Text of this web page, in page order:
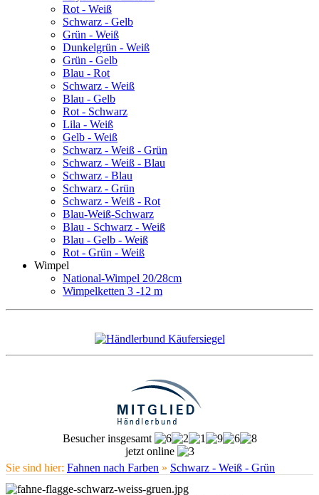
Rot - Weiß
Schwarz - Gelb
Grün - Weiß
Dunkelgrün - Weiß
Grün - Gelb
Blau - Rot
Schwarz - Weiß
Blau - Gelb
Rot - Schwarz
Lila - Weiß
Gelb - Weiß
Schwarz - Weiß - Grün
Schwarz - Weiß - Blau
Schwarz - Blau
Schwarz - Grün
Schwarz - Weiß - Rot
Blau-Weiß-Schwarz
Blau - Schwarz - Weiß
Blau - Gelb - Weiß
Rot - Grün - Weiß
Wimpel
National-Wimpel 20/28cm
Wimpelketten 3 -12 m
Besucher insgesamt
jetzt online
Sie sind hier: Fahnen nach Farben » Schwarz - Weiß - Grün